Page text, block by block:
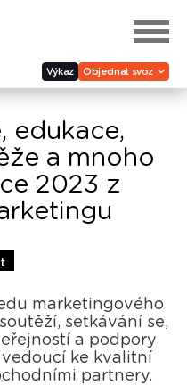
Výkaz Objednat svoz
edukace,
a mnoho
2023 z
marketingového
setkávání se,
a podpory
ke kvalitní
partnery.